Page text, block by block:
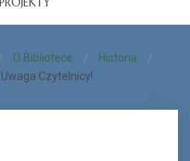
O Bibliotece
Historia
Uwaga Czytelnicy!